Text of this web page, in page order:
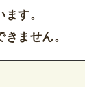
す。
ません。